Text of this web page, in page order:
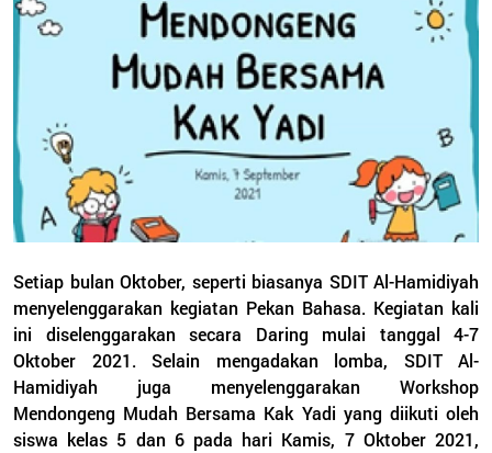
Setiap bulan Oktober, seperti biasanya SDIT Al-Hamidiyah
menyelenggarakan kegiatan Pekan Bahasa. Kegiatan kali
ini diselenggarakan secara Daring mulai tanggal 4-7
Oktober 2021. Selain mengadakan lomba, SDIT Al-
Hamidiyah juga menyelenggarakan Workshop
Mendongeng Mudah Bersama Kak Yadi yang diikuti oleh
siswa kelas 5 dan 6 pada hari Kamis, 7 Oktober 2021,